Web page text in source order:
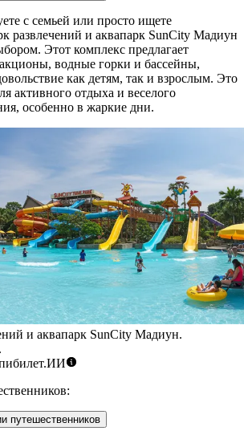
с семьей или просто ищете
развлечений и аквапарк SunCity Мадиун
Этот комплекс предлагает
водные горки и бассейны,
как детям, так и взрослым. Это
активного отдыха и веселого
особенно в жаркие дни.
и аквапарк SunCity Мадиун.
путешественников